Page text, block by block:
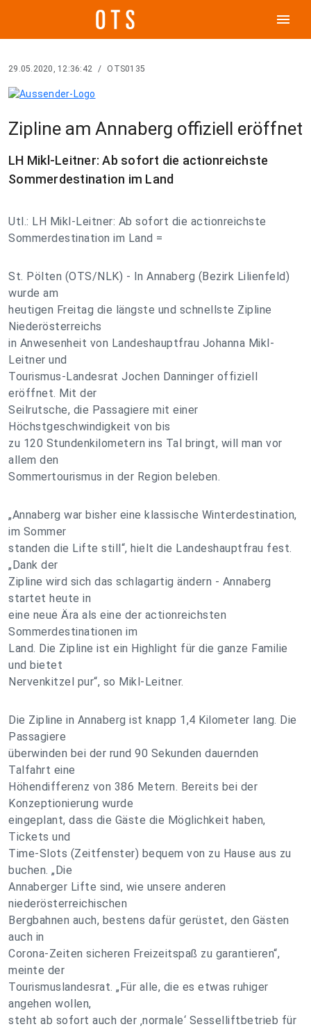
menu
29.05.2020, 12:36:42 / OTS0135
Zipline am Annaberg offiziell eröffnet
LH Mikl-Leitner: Ab sofort die actionreichste
Sommerdestination im Land
Utl.: LH Mikl-Leitner: Ab sofort die actionreichste
Sommerdestination im Land =
St. Pölten (OTS/NLK) - In Annaberg (Bezirk Lilienfeld)
wurde am
heutigen Freitag die längste und schnellste Zipline
Niederösterreichs
in Anwesenheit von Landeshauptfrau Johanna Mikl-
Leitner und
Tourismus-Landesrat Jochen Danninger offiziell
eröffnet. Mit der
Seilrutsche, die Passagiere mit einer
Höchstgeschwindigkeit von bis
zu 120 Stundenkilometern ins Tal bringt, will man vor
allem den
Sommertourismus in der Region beleben.
„Annaberg war bisher eine klassische Winterdestination,
im Sommer
standen die Lifte still“, hielt die Landeshauptfrau fest.
„Dank der
Zipline wird sich das schlagartig ändern - Annaberg
startet heute in
eine neue Ära als eine der actionreichsten
Sommerdestinationen im
Land. Die Zipline ist ein Highlight für die ganze Familie
und bietet
Nervenkitzel pur“, so Mikl-Leitner.
Die Zipline in Annaberg ist knapp 1,4 Kilometer lang. Die
Passagiere
überwinden bei der rund 90 Sekunden dauernden
Talfahrt eine
Höhendifferenz von 386 Metern. Bereits bei der
Konzeptionierung wurde
eingeplant, dass die Gäste die Möglichkeit haben,
Tickets und
Time-Slots (Zeitfenster) bequem von zu Hause aus zu
buchen. „Die
Annaberger Lifte sind, wie unsere anderen
niederösterreichischen
Bergbahnen auch, bestens dafür gerüstet, den Gästen
auch in
Corona-Zeiten sicheren Freizeitspaß zu garantieren“,
meinte der
Tourismuslandesrat. „Für alle, die es etwas ruhiger
angehen wollen,
steht ab sofort auch der ‚normale‘ Sesselliftbetrieb für